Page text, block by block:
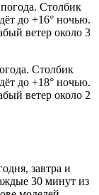
Столбик
до +16° ночью.
ветер около 3
Столбик
до +18° ночью.
ветер около 2
завтра и
30 минут из